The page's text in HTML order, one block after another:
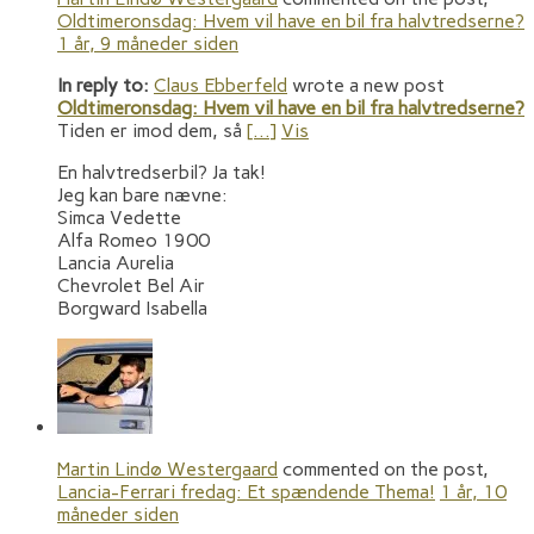
Oldtimeronsdag: Hvem vil have en bil fra halvtredserne?
1 år, 9 måneder siden
In reply to: Claus Ebberfeld wrote a new post
Oldtimeronsdag: Hvem vil have en bil fra halvtredserne?
Tiden er imod dem, så […] Vis
En halvtredserbil? Ja tak!
Jeg kan bare nævne:
Simca Vedette
Alfa Romeo 1900
Lancia Aurelia
Chevrolet Bel Air
Borgward Isabella
Martin Lindø Westergaard commented on the post,
Lancia-Ferrari fredag: Et spændende Thema! 1 år, 10
måneder siden